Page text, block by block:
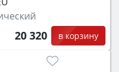
20 320 в корзину